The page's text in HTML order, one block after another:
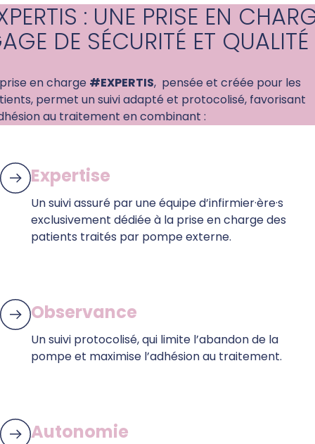
: UNE PRISE EN
DE SÉCURITÉ ET QUALITÉ
en charge #EXPERTIS, pensée et créée pour les
permet un suivi adapté et protocolisé, favorisant
au traitement en combinant :
Expertise
Un suivi assuré par une équipe d’infirmier·ère·s
exclusivement dédiée à la prise en charge des
patients traités par pompe externe.
Observance
Un suivi protocolisé, qui limite l’abandon de la
pompe et maximise l’adhésion au traitement.
Autonomie